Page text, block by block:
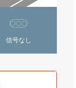
信号なし